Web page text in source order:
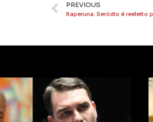
PREVIOUS
Itaperuna: Seródio é reeleito